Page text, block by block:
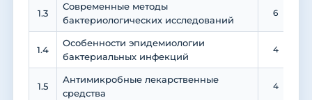
1.3
Современные методы
бактериологических исследований
6
1.4
Особенности эпидемиологии
бактериальных инфекций
4
1.5
Антимикробные лекарственные
средства
4